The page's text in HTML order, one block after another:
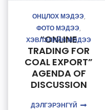
ОНЦЛОХ МЭДЭЭ
ФОТО МЭДЭЭ
ХЭВЛЭЛИЙН МЭДЭЭ
“ONLINE
TRADING FOR
COAL EXPORT”
AGENDA OF
DISCUSSION
ДЭЛГЭРЭНГҮЙ